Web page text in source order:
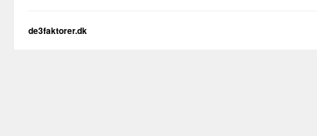
de3faktorer.dk